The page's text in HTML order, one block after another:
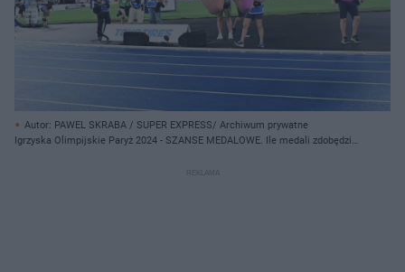
Autor: PAWEL SKRABA / SUPER EXPRESS/ Archiwum prywatne
Igrzyska Olimpijskie Paryż 2024 - SZANSE MEDALOWE. Ile medali zdobędzie